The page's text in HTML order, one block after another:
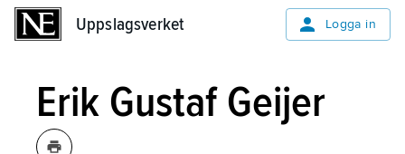
Uppslagsverket Logga in
Erik Gustaf Geijer